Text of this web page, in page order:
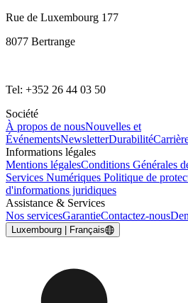
Rue de Luxembourg 177
8077 Bertrange
Tel: +352 26 44 03 50
Société
À propos de nousNouvelles et
ÉvénementsNewsletterDurabilité
Informations légales
Mentions légalesConditions Générales
Services Numériques Politique de
d'informations juridiques
Assistance & Services
Nos servicesGarantieContactez-nous
Luxembourg | Français